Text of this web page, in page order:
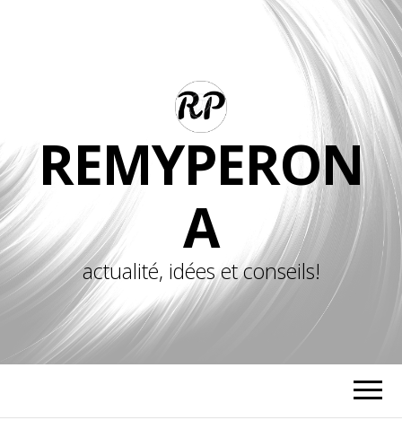
REMYPERON
A
actualité, idées et conseils!